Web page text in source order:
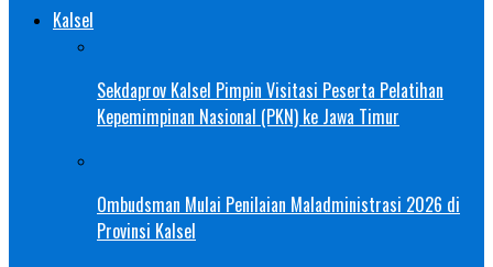
Kalsel
Sekdaprov Kalsel Pimpin Visitasi Peserta Pelatihan
Kepemimpinan Nasional (PKN) ke Jawa Timur
Ombudsman Mulai Penilaian Maladministrasi 2026 di
Provinsi Kalsel